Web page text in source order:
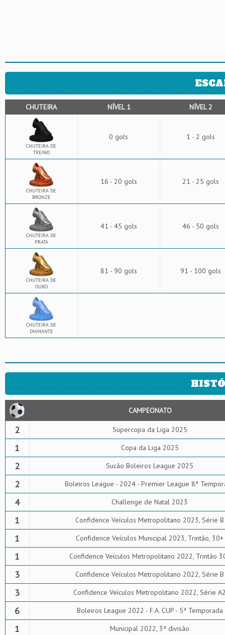
CHUTEIRA NÍVEL 1 NÍVEL 2
CHUTEIRA DE
TREINO
0 gols 1 - 2 gols
CHUTEIRA DE
BRONZE
16 - 20 gols 21 - 25 gols
CHUTEIRA DE
PRATA
41 - 45 gols 46 - 50 gols
CHUTEIRA DE
OURO
81 - 90 gols 91 - 100 gols
CHUTEIRA DE
DIAMANTE
CAMPEONATO
2 Supercopa da Liga 2025
1 Copa da Liga 2025
2 Sucão Boleiros League 2025
2 Boleiros League - 2024 - Premier League 8ª
4 Challenge de Natal 2023
1 Confidence Veículos Metropolitano 2023, Série B
1 Confidence Veículos Municipal 2023, Trintão, 30+
1 Confidence Veículos Metropolitano 2022, Trintão
3 Confidence Veículos Metropolitano 2022, Série B
3 Confidence Veículos Metropolitano 2022, Série
6 Boleiros League 2022 - F.A. CUP - 5ª Temporada
1 Municipal 2022, 3ª divisão